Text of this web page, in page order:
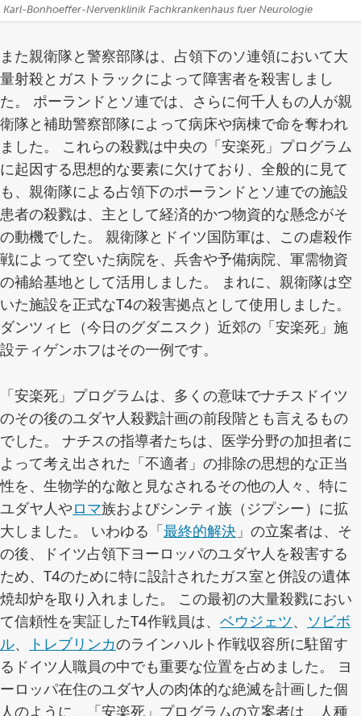
ク
ジ
ッ
ト:
Karl-Bonhoeffer-Nervenklinik Fachkrankenhaus fuer Neurologie
また親衛隊と警察部隊は、占領下のソ連領において大
量射殺とガストラックによって障害者を殺害しまし
た。 ポーランドとソ連では、さらに何千人もの人が親
衛隊と補助警察部隊によって病床や病棟で命を奪われ
ました。 これらの殺戮は中央の「安楽死」プログラム
に起因する思想的な要素に欠けており、全般的に見て
も、親衛隊による占領下のポーランドとソ連での施設
患者の殺戮は、主として経済的かつ物資的な懸念がそ
の動機でした。 親衛隊とドイツ国防軍は、この虐殺作
戦によって空いた病院を、兵舎や予備病院、軍需物資
の補給基地として活用しました。 まれに、親衛隊は空
いた施設を正式なT4の殺害拠点として使用しました。
ダンツィヒ（今日のグダニスク）近郊の「安楽死」施
設ティゲンホフはその一例です。
「安楽死」プログラムは、多くの意味でナチスドイツ
のその後のユダヤ人殺戮計画の前段階とも言えるもの
でした。 ナチスの指導者たちは、医学分野の加担者に
よって考え出された「不適者」の排除の思想的な正当
性を、生物学的な敵と見なされるその他の人々、特に
ユダヤ人やロマ族およびシンティ族（ジプシー）に拡
大しました。 いわゆる「最終的解決 」の立案者は、そ
の後、ドイツ占領下ヨーロッパのユダヤ人を殺害する
ため、T4のために特に設計されたガス室と併設の遺体
焼却炉を取り入れました。 この最初の大量殺戮におい
て信頼性を実証したT4作戦員は、 ベウジェツ、 ソビボ
ル、 トレブリンカのラインハルト作戦収容所に駐留す
るドイツ人職員の中でも重要な位置を占めました。 ヨ
ーロッパ在住のユダヤ人の肉体的な絶滅を計画した個
人のように、「安楽死」プログラムの立案者は、人種